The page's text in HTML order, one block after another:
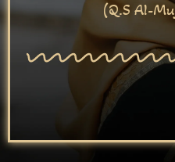
(Q.S Al-